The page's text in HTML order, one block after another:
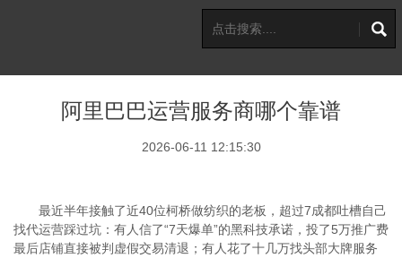
阿里巴巴运营服务商哪个靠谱
2026-06-11 12:15:30
最近半年接触了近40位柯桥做纺织的老板，超过7成都吐槽自己
找代运营踩过坑：有人信了“7天爆单”的黑科技承诺，投了5万推广费
最后店铺直接被判虚假交易清退；有人花了十几万找头部大牌服务